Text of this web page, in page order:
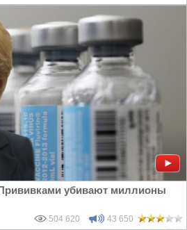
убивают миллионы
504 620 43 650